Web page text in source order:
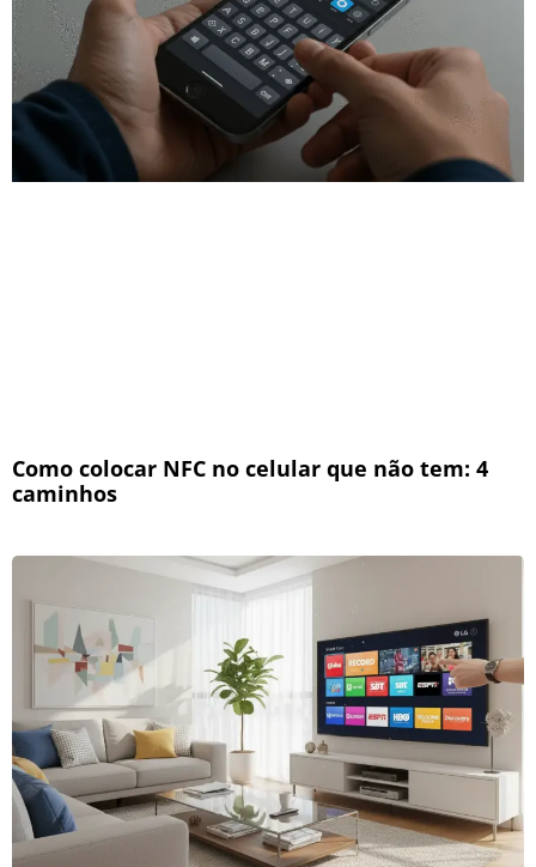
Como colocar NFC no celular que não tem: 4
caminhos